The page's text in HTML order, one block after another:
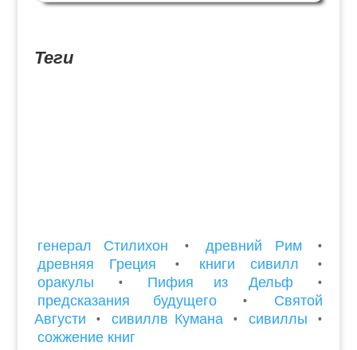
опубликовал докторскую диссертацию Франко
Теги
генерал Стилихон • древний Рим
•
древняя Греция
• книги сивилл
•
оракулы
• Пифия из Дельф
•
предсказания будущего
•
Святой
Августи • сивиллв Кумана • сивиллы •
сожжение книг